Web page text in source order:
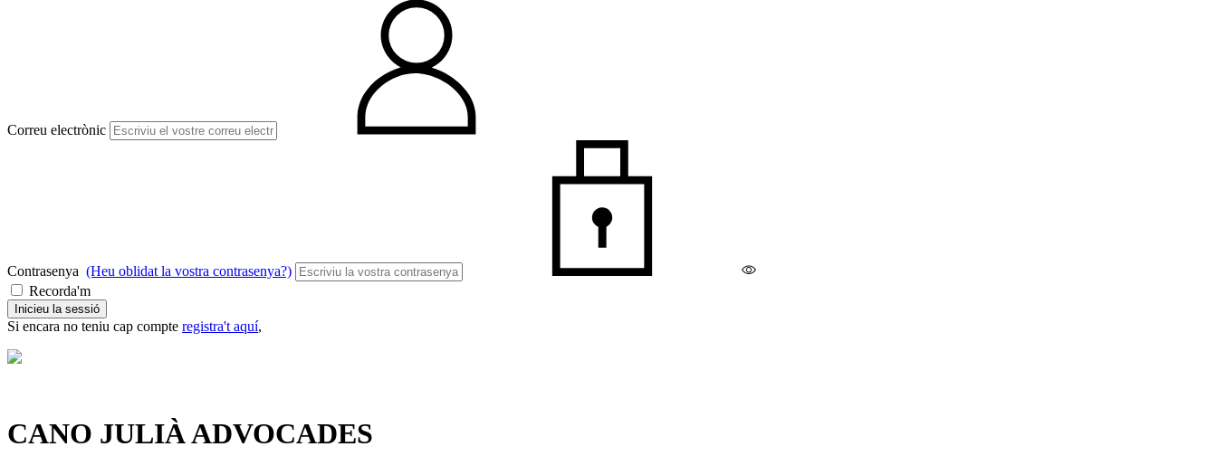
Correu electrònic
Contrasenya (Heu oblidat la vostra contrasenya?)
Recorda'm
Inicieu la sessió
Si encara no teniu cap compte registra't aquí,
CANO JULIÀ ADVOCADES